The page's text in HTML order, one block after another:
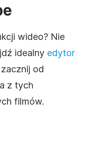
wideo? Nie
idealny edytor
od
z tych
filmów.